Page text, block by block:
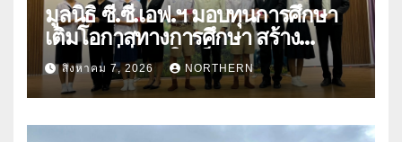
มูลนิธิ ซี.ซี.เอฟ.ฯ มอบทุนการศึกษา
เติมโอกาสทางการศึกษา สร้าง
อนาคตที่มั่นคงให้เด็กและเยาวชน
ด้อยโอกาส
สิงหาคม 7, 2026 NORTHERN